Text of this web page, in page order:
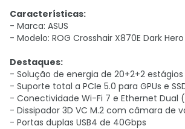
Características:
- Marca: ASUS
- Modelo: ROG Crosshair X870E Dark Hero
Destaques:
- Solução de energia de 20+2+2 estágios
- Suporte total a PCIe 5.0 para GPUs e
- Conectividade Wi-Fi 7 e Ethernet Dual
- Dissipador 3D VC M.2 com câmara de
- Portas duplas USB4 de 40Gbps